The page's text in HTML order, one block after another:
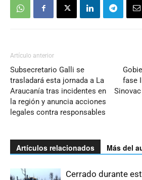
Artículo anterior
Subsecretario Galli se
trasladará esta jornada a La
Araucanía tras incidentes en
la región y anuncia acciones
legales contra responsables
fase
Artículos relacionados Más del
Cerrado durante